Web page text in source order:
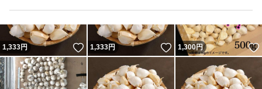
1,333円 いいね！
1,333円 いいね！
1,300円